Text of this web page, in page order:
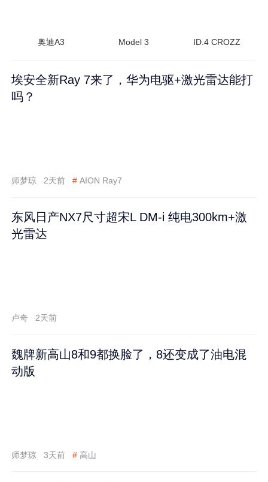
奥迪A3 Model 3 ID.4 CROZZ
埃安全新Ray 7来了，华为电驱+激光雷达能打
吗？
师梦琼 2天前 # AION Ray7
东风日产NX7尺寸超宋L DM-i 纯电300km+激
光雷达
卢奇 2天前
魏牌新高山8和9都换脸了，8还变成了油电混
动版
师梦琼 3天前 # 高山